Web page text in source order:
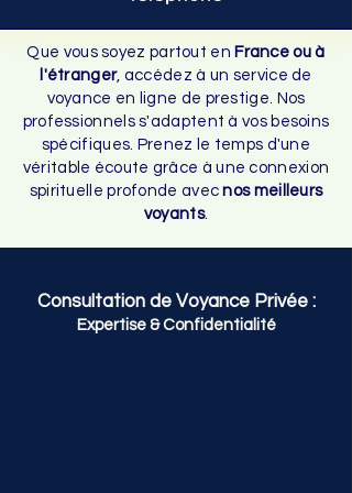
• Hannah s'appuie sur ses
ressentis auditifs pour
capter des moments clés
lors de vos décisions de
carrière importantes.
• Anaïs utilise les cartes pour
analyser les dynamiques
relationnelles complexes et
votre entourage.
Que vous soyez partout en France ou à
l'étranger, accédez à un service de
voyance en ligne de prestige. Nos
professionnels s'adaptent à vos besoins
spécifiques. Prenez le temps d'une
véritable écoute grâce à une connexion
spirituelle profonde avecnos meilleurs
voyants.
Consultation de Voyance Privée :
Expertise & Confidentialité